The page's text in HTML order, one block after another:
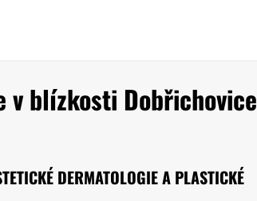
v blízkosti Dobřichovice
DERMATOLOGIE A PLASTICKÉ